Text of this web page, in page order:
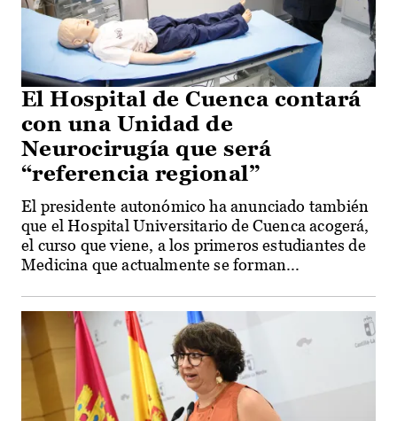
El Hospital de Cuenca contará
con una Unidad de
Neurocirugía que será
“referencia regional”
El presidente autonómico ha anunciado también
que el Hospital Universitario de Cuenca acogerá,
el curso que viene, a los primeros estudiantes de
Medicina que actualmente se forman...